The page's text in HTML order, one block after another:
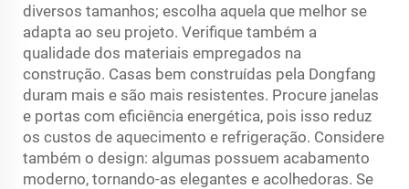
diversos tamanhos; escolha aquela que melhor se
adapta ao seu projeto. Verifique também a
qualidade dos materiais empregados na
construção. Casas bem construídas pela Dongfang
duram mais e são mais resistentes. Procure janelas
e portas com eficiência energética, pois isso reduz
os custos de aquecimento e refrigeração. Considere
também o design: algumas possuem acabamento
moderno, tornando-as elegantes e acolhedoras. Se